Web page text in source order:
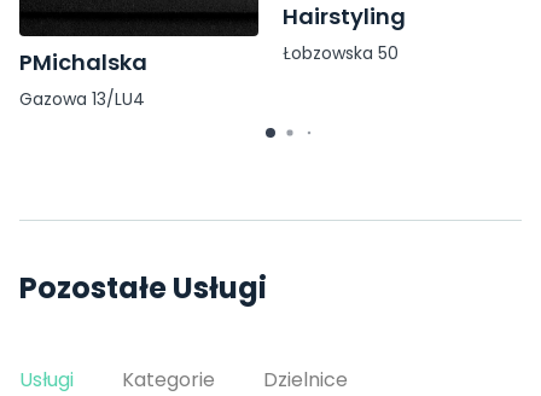
PMichalska
Gazowa 13/LU4
Hairstyling
Łobzowska 50
Pozostałe Usługi
Usługi Kategorie Dzielnice